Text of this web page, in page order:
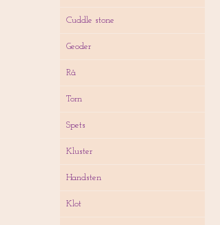
Cuddle stone
Geoder
Rå
Torn
Spets
Kluster
Handsten
Klot